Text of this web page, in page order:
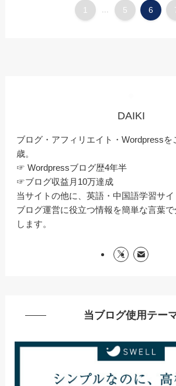
1 5 6
DAIKI
ブログ・アフィリエイト・Wordpressを
歳。
☞ Wordpressブログ歴4年半
☞ブログ収益月10万達成
当サイトの他に、英語・中国語学習サイ
ブログ運営に役立つ情報を簡単な言葉
します。
当ブログ使用テー